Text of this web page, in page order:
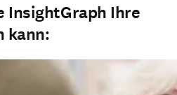
InsightGraph Ihre
kann: